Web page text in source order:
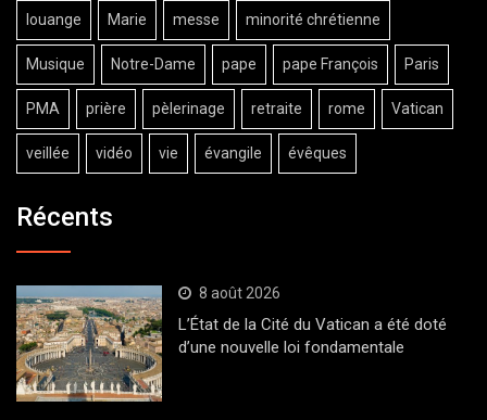
louange Marie messe minorité chrétienne
Musique Notre-Dame pape pape François Paris
PMA prière pèlerinage retraite rome Vatican
veillée vidéo vie évangile évêques
Récents
8 août 2026
L’État de la Cité du Vatican a été doté
d’une nouvelle loi fondamentale